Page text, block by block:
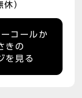
）
コールか
きの
を見る